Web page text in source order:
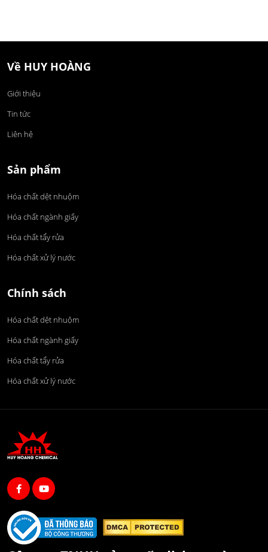
Về HUY HOÀNG
Giới thiệu
Tin tức
Liên hệ
Sản phẩm
Hóa chất dệt nhuộm
Hóa chất ngành giấy
Hóa chất tẩy rửa
Hóa chất xử lý nước
Chính sách
Hóa chất dệt nhuộm
Hóa chất ngành giấy
Hóa chất tẩy rửa
Hóa chất xử lý nước